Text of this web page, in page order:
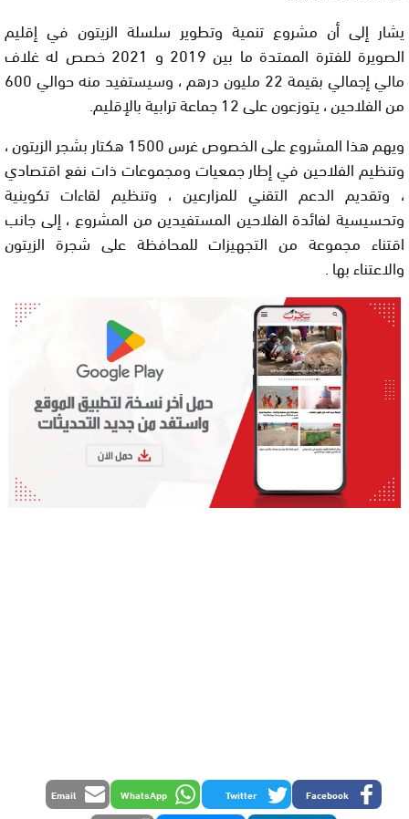
يشار إلى أن مشروع تنمية وتطوير سلسلة الزيتون في إقليم
الصويرة للفترة الممتدة ما بين 2019 و 2021 خصص له غلاف
مالي إجمالي بقيمة 22 مليون درهم ، وسيستفيد منه حوالي 600
من الفلاحين ، يتوزعون على 12 جماعة ترابية بالإقليم.
ويهم هذا المشروع على الخصوص غرس 1500 هكتار بشجر الزيتون ،
وتنظيم الفلاحين في إطار جمعيات ومجموعات ذات نفع اقتصادي
، وتقديم الدعم التقني للمزارعين ، وتنظيم لقاءات تكوينية
وتحسيسية لفائدة الفلاحين المستفيدين من المشروع ، إلى جانب
اقتناء مجموعة من التجهيزات للمحافظة على شجرة الزيتون
والاعتناء بها .
Facebook
Twitter
WhatsApp
Email